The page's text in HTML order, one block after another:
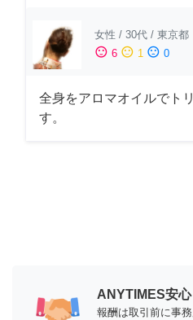
女性 / 30代 / 東京都
sentiment_satisfied 6 sentiment_neutral 1 sentiment_dissatisfied 0
全身をアロマオイルでト
す。
ANYTIMES安
報酬は取引前に事